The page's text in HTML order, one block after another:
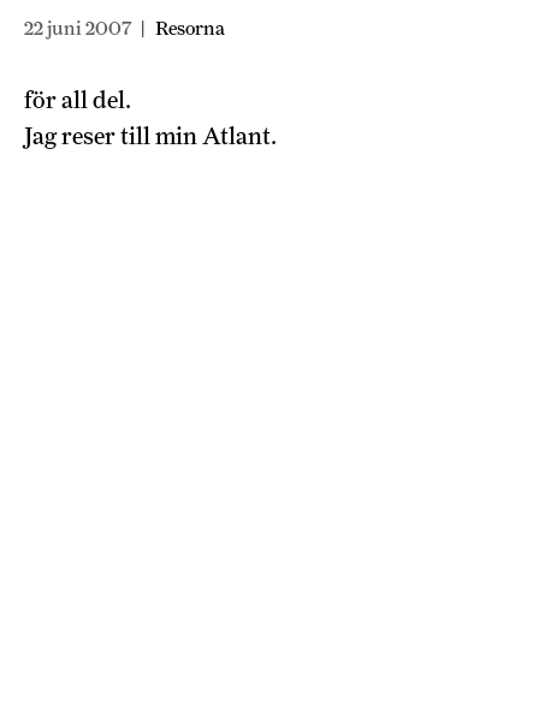
22 juni 2007 | Resorna
för all del.
Jag reser till min Atlant.